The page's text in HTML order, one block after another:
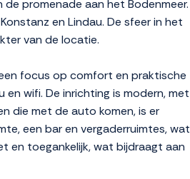
promenade aan het Bodenmeer.
en Lindau. De sfeer in het
van de locatie.
focus op comfort en praktische
wifi. De inrichting is modern, met
die met de auto komen, is er
een bar en vergaderruimtes, wat
en toegankelijk, wat bijdraagt aan